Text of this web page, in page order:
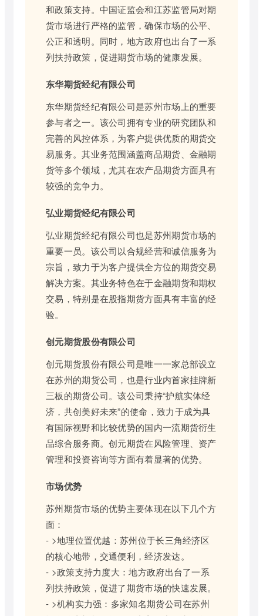
和政策支持。中国证监会和江苏监管局对期
货市场进行严格的监管，确保市场的公平、
公正和透明。同时，地方政府也出台了一系
列扶持政策，促进期货市场的健康发展。
东华期货经纪有限公司
东华期货经纪有限公司是苏州市场上的重要
参与者之一。该公司拥有专业的研究团队和
完善的风控体系，为客户提供优质的期货交
易服务。其业务范围涵盖商品期货、金融期
货等多个领域，尤其在农产品期货方面具有
较强的竞争力。
弘业期货经纪有限公司
弘业期货经纪有限公司也是苏州期货市场的
重要一员。该公司以合规经营和诚信服务为
宗旨，致力于为客户提供全方位的期货交易
解决方案。其业务特色在于金融期货和期权
交易，特别是在股指期货方面具有丰富的经
验。
创元期货股份有限公司
创元期货股份有限公司是唯一一家总部设立
在苏州的期货公司，也是行业内首家挂牌新
三板的期货公司。该公司秉持“护航实体经
济，共创美好未来”的使命，致力于成为具
有国际视野和比较优势的国内一流期货衍生
品综合服务商。创元期货在风险管理、资产
管理和投资咨询等方面有着显著的优势。
市场优势
苏州期货市场的优势主要体现在以下几个方
面：
- >地理位置优越：苏州位于长三角经济区
的核心地带，交通便利，经济发达。
- >政策支持力度大：地方政府出台了一系
列扶持政策，促进了期货市场的快速发展。
- >机构实力强：多家知名期货公司在苏州